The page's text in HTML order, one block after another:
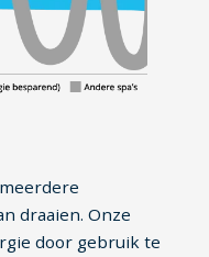
draaien. Onze
door gebruik te